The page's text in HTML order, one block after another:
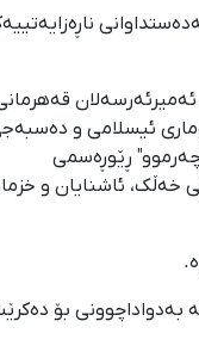
لە گیانلەدەستداوانی
کراوەتە ئامانجی کۆماری ئیسلامی و
چەرموو" ڕێوڕەسمی
خەڵک، ئاشنایان و
بەدواداچوونی بۆ